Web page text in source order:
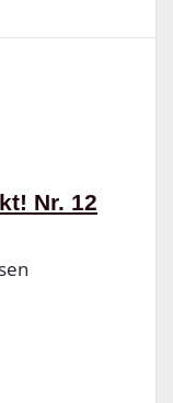
Nr. 12